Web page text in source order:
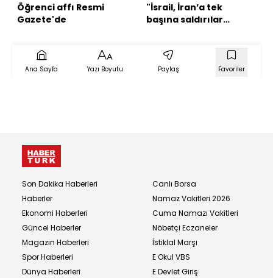
Öğrenci affı Resmi
Gazete'de
"İsrail, İran’a tek
başına saldırılar
Ana Sayfa Yazı Boyutu Paylaş Favoriler
Son Dakika Haberleri
Haberler
Ekonomi Haberleri
Güncel Haberler
Magazin Haberleri
Spor Haberleri
Dünya Haberleri
Canlı Borsa
Namaz Vakitleri 2026
Cuma Namazı Vakitleri
Nöbetçi Eczaneler
İstiklal Marşı
E Okul VBS
E Devlet Giriş